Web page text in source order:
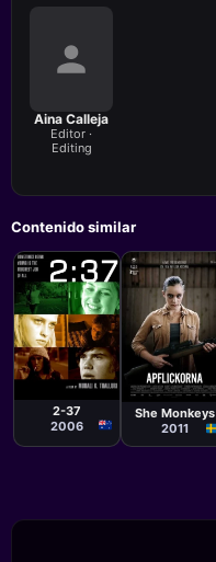
Aina Calleja
Editor ·
Editing
Contenido similar
Película
Murali K.
Thalluri
2-37
2006
Película
Lisa Aschan
She Monkeys
2011